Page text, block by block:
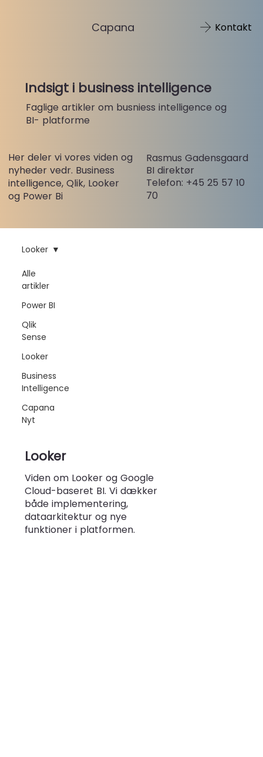
Capana Kontakt
Indsigt i business intelligence
Faglige artikler om busniess intelligence og
BI- platforme
Her deler vi vores viden og
nyheder vedr. Business
intelligence, Qlik, Looker
og Power Bi
Rasmus Gadensgaard
BI direktør
Telefon: +45 25 57 10
70
Alle
artikler
Power BI
Qlik
Sense
Looker
Business
Intelligence
Capana
Nyt
Looker
Looker
Viden om Looker og Google
Cloud-baseret BI. Vi dækker
både implementering,
dataarkitektur og nye
funktioner i platformen.